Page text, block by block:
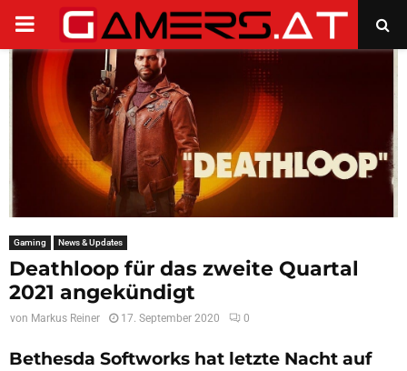
PRIMARY
MENU
Gaming News & Updates
Deathloop für das zweite Quartal
2021 angekündigt
von Markus Reiner 17. September 2020 0
Bethesda Softworks hat letzte Nacht auf